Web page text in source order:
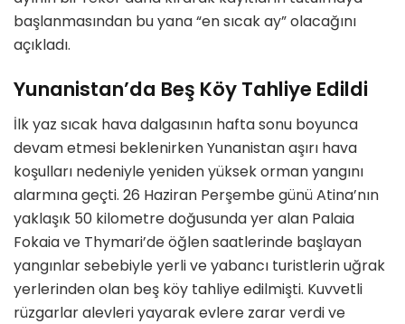
başlanmasından bu yana “en sıcak ay” olacağını
açıkladı.
Yunanistan’da Beş Köy Tahliye Edildi
İlk yaz sıcak hava dalgasının hafta sonu boyunca
devam etmesi beklenirken Yunanistan aşırı hava
koşulları nedeniyle yeniden yüksek orman yangını
alarmına geçti. 26 Haziran Perşembe günü Atina’nın
yaklaşık 50 kilometre doğusunda yer alan Palaia
Fokaia ve Thymari’de öğlen saatlerinde başlayan
yangınlar sebebiyle yerli ve yabancı turistlerin uğrak
yerlerinden olan beş köy tahliye edilmişti. Kuvvetli
rüzgarlar alevleri yayarak evlere zarar verdi ve